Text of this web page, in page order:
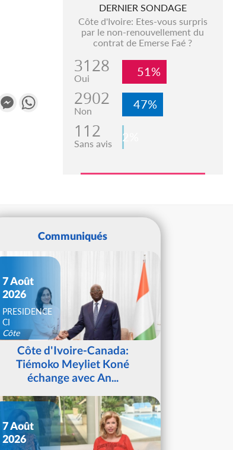
Gmail MessengerWhatsApp
DERNIER SONDAGE
Côte d'Ivoire: Etes-vous surpris
par le non-renouvellement du
contrat de Emerse Faé ?
3128
Oui 51%
2902
Non 47%
112
Sans avis 2%
Communiqués
7 Août
2026
PRESIDENCE
CI
Côte
d'IvoireCôte d'Ivoire-Canada:
Tiémoko Meyliet Koné
échange avec An...
7 Août
2026